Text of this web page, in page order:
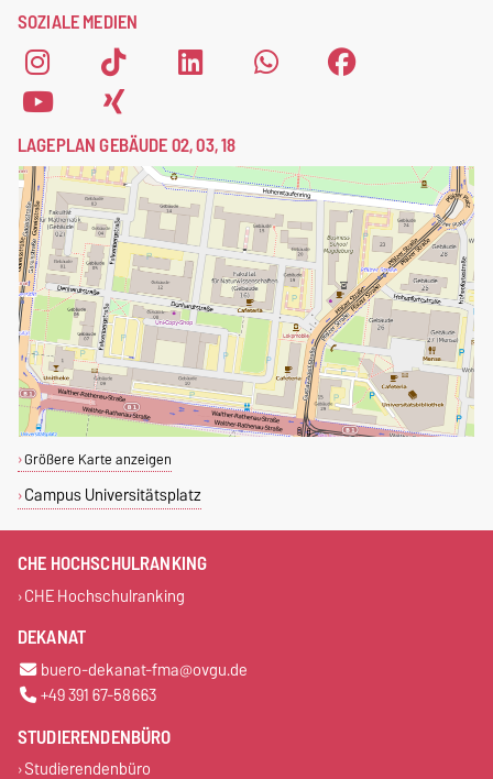
SOZIALE MEDIEN
LAGEPLAN GEBÄUDE 02, 03, 18
Größere Karte anzeigen
Campus Universitätsplatz
CHE HOCHSCHULRANKING
CHE Hochschulranking
DEKANAT
buero-dekanat-fma@ovgu.de
+49 391 67-58663
STUDIERENDENBÜRO
Studierendenbüro